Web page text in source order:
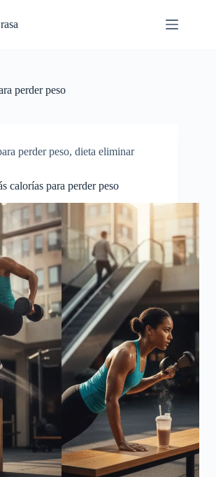
perder peso
perder peso, dieta eliminar
calorías para perder peso